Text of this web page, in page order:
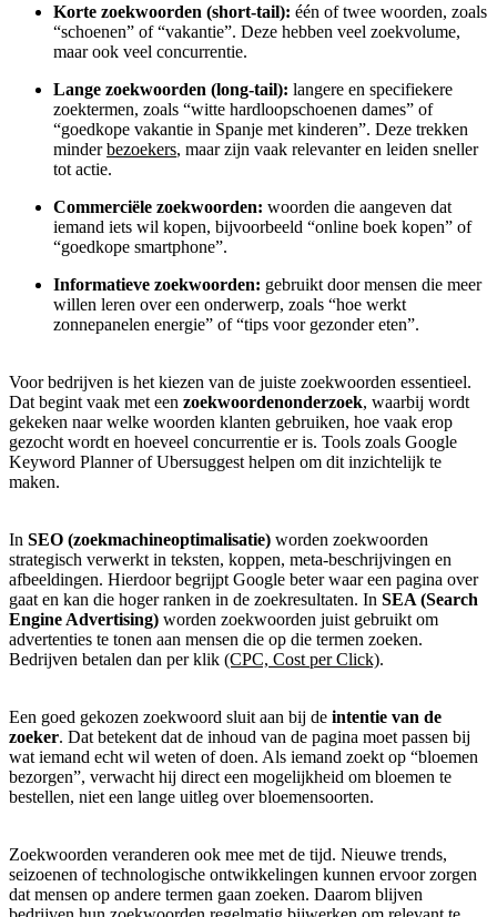
Korte zoekwoorden (short-tail): één of twee woorden, zoals
“schoenen” of “vakantie”. Deze hebben veel zoekvolume,
maar ook veel concurrentie.
Lange zoekwoorden (long-tail): langere en specifiekere
zoektermen, zoals “witte hardloopschoenen dames” of
“goedkope vakantie in Spanje met kinderen”. Deze trekken
minderbezoekers, maar zijn vaak relevanter en leiden sneller
tot actie.
Commerciële zoekwoorden: woorden die aangeven dat
iemand iets wil kopen, bijvoorbeeld “online boek kopen” of
“goedkope smartphone”.
Informatieve zoekwoorden: gebruikt door mensen die meer
willen leren over een onderwerp, zoals “hoe werkt
zonnepanelen energie” of “tips voor gezonder eten”.
Voor bedrijven is het kiezen van de juiste zoekwoorden essentieel.
Dat begint vaak met een zoekwoordenonderzoek, waarbij wordt
gekeken naar welke woorden klanten gebruiken, hoe vaak erop
gezocht wordt en hoeveel concurrentie er is. Tools zoals Google
Keyword Planner of Ubersuggest helpen om dit inzichtelijk te
maken.
In SEO (zoekmachineoptimalisatie) worden zoekwoorden
strategisch verwerkt in teksten, koppen, meta-beschrijvingen en
afbeeldingen. Hierdoor begrijpt Google beter waar een pagina over
gaat en kan die hoger ranken in de zoekresultaten. In SEA (Search
Engine Advertising) worden zoekwoorden juist gebruikt om
advertenties te tonen aan mensen die op die termen zoeken.
Bedrijven betalen dan per klik (CPC, Cost per Click).
Een goed gekozen zoekwoord sluit aan bij de intentie van de
zoeker. Dat betekent dat de inhoud van de pagina moet passen bij
wat iemand echt wil weten of doen. Als iemand zoekt op “bloemen
bezorgen”, verwacht hij direct een mogelijkheid om bloemen te
bestellen, niet een lange uitleg over bloemensoorten.
Zoekwoorden veranderen ook mee met de tijd. Nieuwe trends,
seizoenen of technologische ontwikkelingen kunnen ervoor zorgen
dat mensen op andere termen gaan zoeken. Daarom blijven